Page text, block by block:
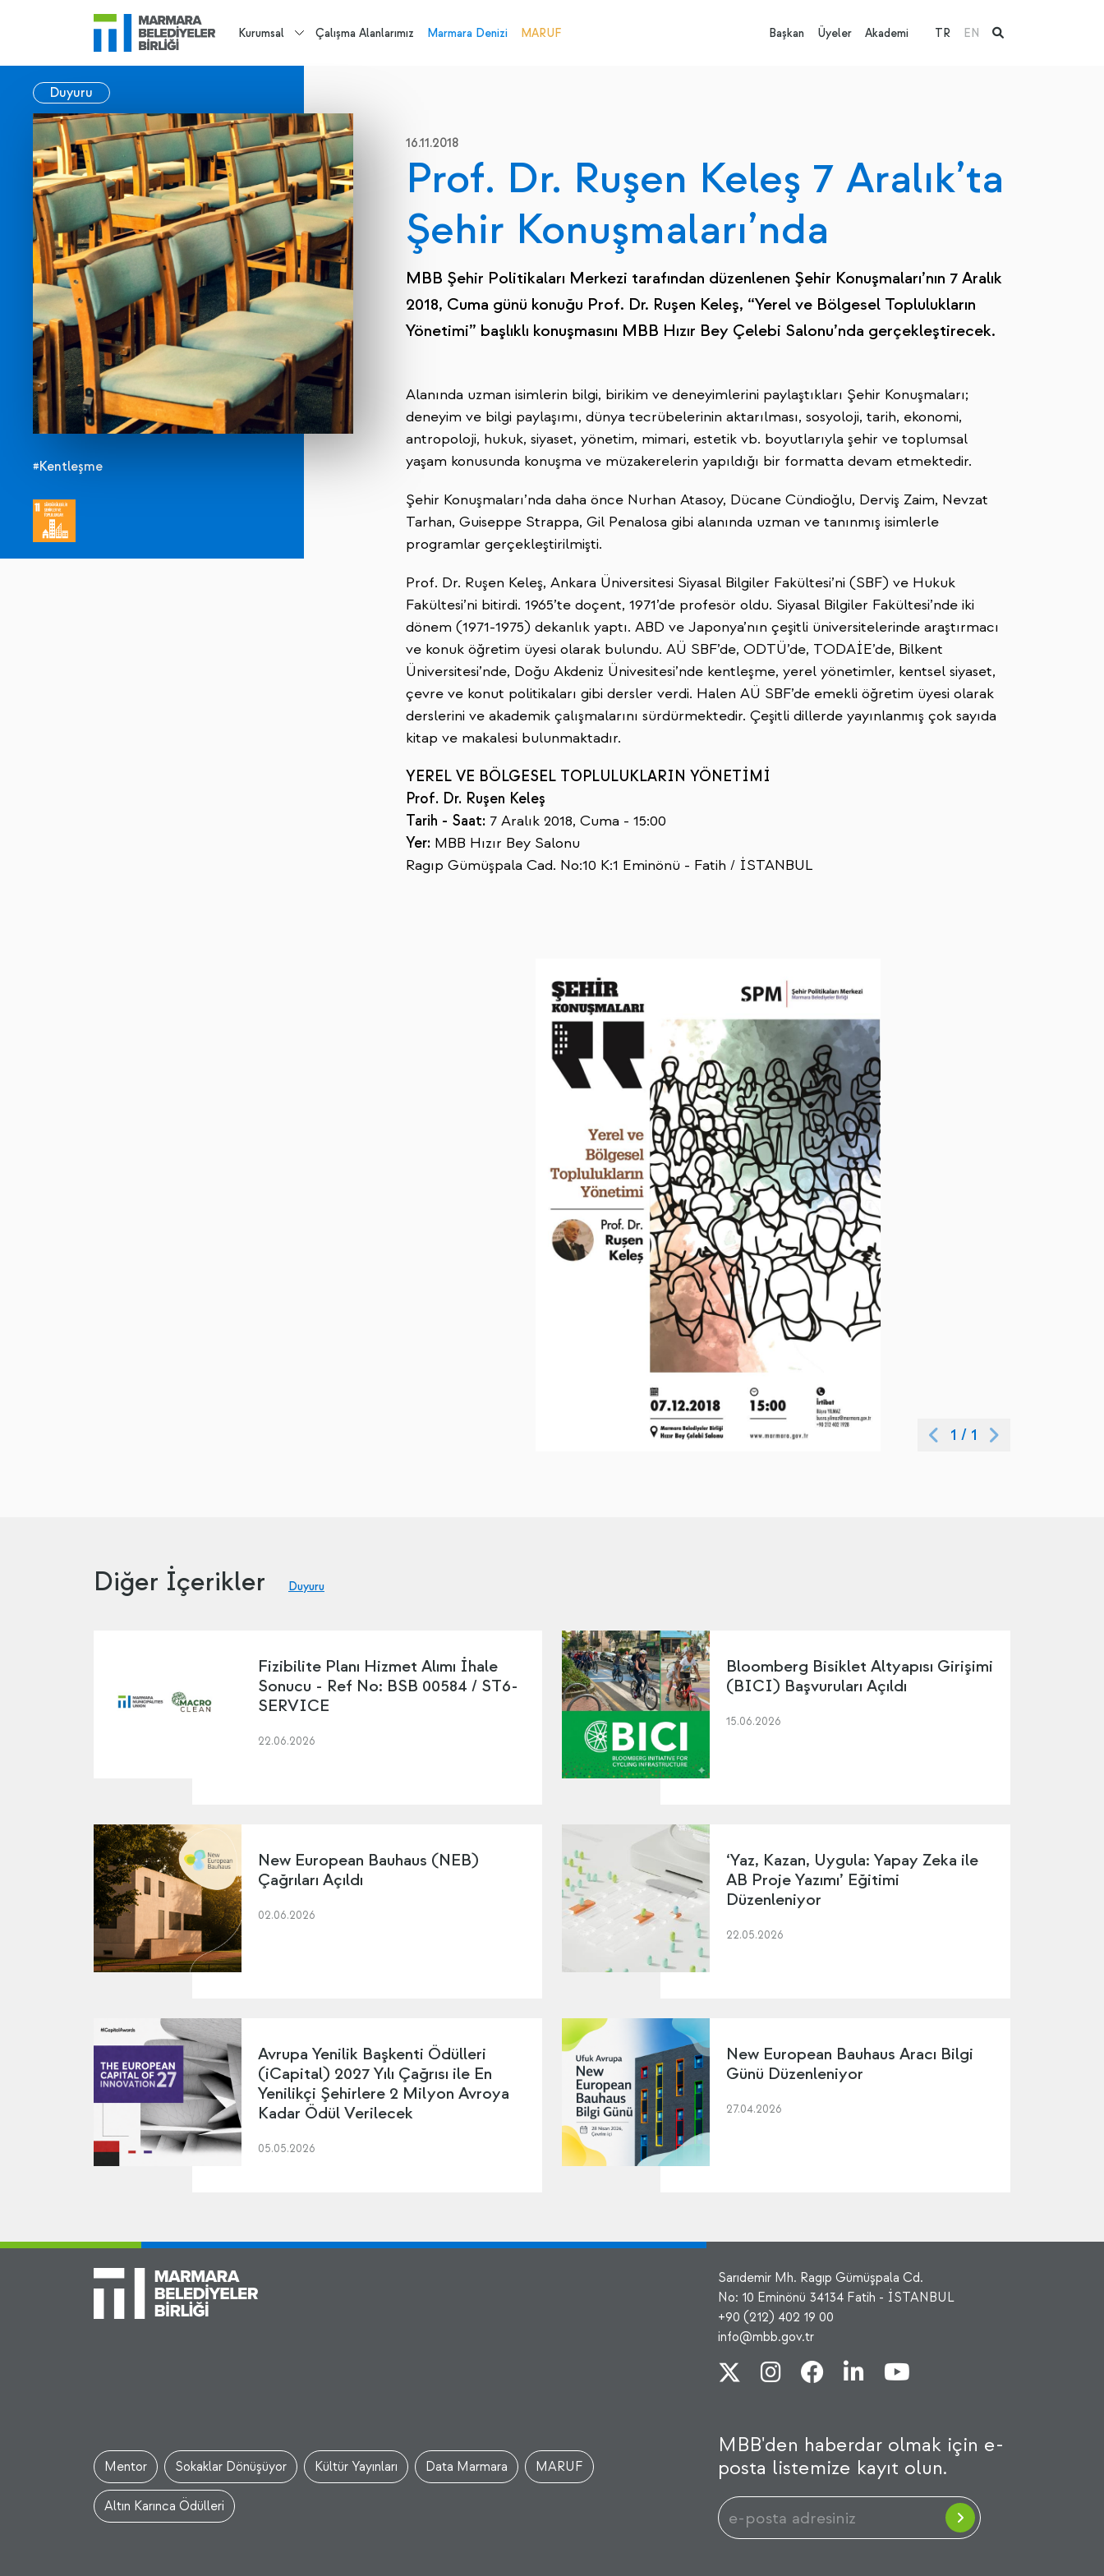
Kurumsal Çalışma Alanlarımız Marmara Denizi MARUF Başkan Üyeler Akademi TR EN
Duyuru
#Kentleşme
16.11.2018
Prof. Dr. Ruşen Keleş 7 Aralık’ta
Şehir Konuşmaları’nda
MBB Şehir Politikaları Merkezi tarafından düzenlenen Şehir Konuşmaları’nın 7 Aralık
2018, Cuma günü konuğu Prof. Dr. Ruşen Keleş, “Yerel ve Bölgesel Toplulukların
Yönetimi” başlıklı konuşmasını MBB Hızır Bey Çelebi Salonu’nda gerçekleştirecek.
Alanında uzman isimlerin bilgi, birikim ve deneyimlerini paylaştıkları Şehir Konuşmaları;
deneyim ve bilgi paylaşımı, dünya tecrübelerinin aktarılması, sosyoloji, tarih, ekonomi,
antropoloji, hukuk, siyaset, yönetim, mimari, estetik vb. boyutlarıyla şehir ve toplumsal
yaşam konusunda konuşma ve müzakerelerin yapıldığı bir formatta devam etmektedir.
Şehir Konuşmaları’nda daha önce Nurhan Atasoy, Dücane Cündioğlu, Derviş Zaim, Nevzat
Tarhan, Guiseppe Strappa, Gil Penalosa gibi alanında uzman ve tanınmış isimlerle
programlar gerçekleştirilmişti.
Prof. Dr. Ruşen Keleş, Ankara Üniversitesi Siyasal Bilgiler Fakültesi’ni (SBF) ve Hukuk
Fakültesi’ni bitirdi. 1965’te doçent, 1971’de profesör oldu. Siyasal Bilgiler Fakültesi’nde iki
dönem (1971-1975) dekanlık yaptı. ABD ve Japonya’nın çeşitli üniversitelerinde araştırmacı
ve konuk öğretim üyesi olarak bulundu. AÜ SBF’de, ODTÜ’de, TODAİE’de, Bilkent
Üniversitesi’nde, Doğu Akdeniz Ünivesitesi’nde kentleşme, yerel yönetimler, kentsel siyaset,
çevre ve konut politikaları gibi dersler verdi. Halen AÜ SBF’de emekli öğretim üyesi olarak
derslerini ve akademik çalışmalarını sürdürmektedir. Çeşitli dillerde yayınlanmış çok sayıda
kitap ve makalesi bulunmaktadır.
YEREL VE BÖLGESEL TOPLULUKLARIN YÖNETİMİ
Prof. Dr. Ruşen Keleş
Tarih - Saat: 7 Aralık 2018, Cuma - 15:00
Yer: MBB Hızır Bey Salonu
Ragıp Gümüşpala Cad. No:10 K:1 Eminönü - Fatih / İSTANBUL
1 / 1
Diğer İçerikler Duyuru
Fizibilite Planı Hizmet Alımı İhale
Sonucu - Ref No: BSB 00584 / ST6-
SERVICE
22.06.2026
Bloomberg Bisiklet Altyapısı Girişimi
(BICI) Başvuruları Açıldı
15.06.2026
New European Bauhaus (NEB)
Çağrıları Açıldı
02.06.2026
‘Yaz, Kazan, Uygula: Yapay Zeka ile
AB Proje Yazımı’ Eğitimi
Düzenleniyor
22.05.2026
Avrupa Yenilik Başkenti Ödülleri
(iCapital) 2027 Yılı Çağrısı ile En
Yenilikçi Şehirlere 2 Milyon Avroya
Kadar Ödül Verilecek
05.05.2026
New European Bauhaus Aracı Bilgi
Günü Düzenleniyor
27.04.2026
Sarıdemir Mh. Ragıp Gümüşpala Cd.
No: 10 Eminönü 34134 Fatih - İSTANBUL
+90 (212) 402 19 00
info@mbb.gov.tr
Mentor Sokaklar Dönüşüyor Kültür Yayınları Data Marmara MARUF
Altın Karınca Ödülleri
MBB'den haberdar olmak için e-
posta listemize kayıt olun.